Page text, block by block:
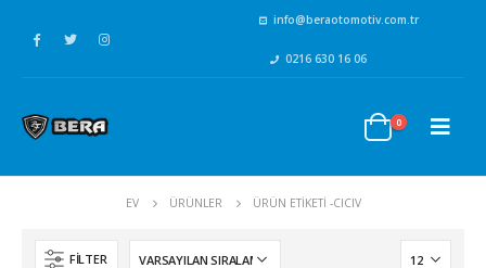
info@beraotomotiv.com.tr
0216 630 16 06
0
EV ÜRÜNLER ÜRÜN ETIKETI -CICIV
FILTER